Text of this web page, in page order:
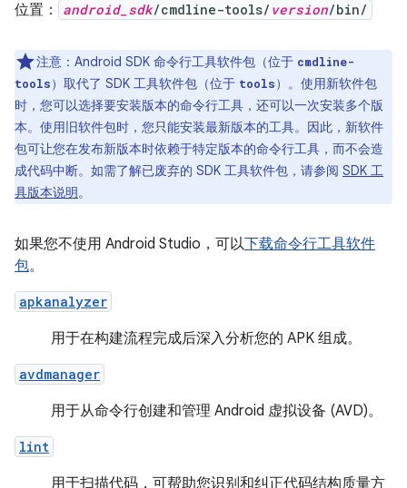
位置： android_sdk/cmdline-tools/ version/bin/
注意：Android SDK 命令行工具软件包（位于 cmdline-
tools）取代了 SDK 工具软件包（位于 tools）。使用新软件包
时，您可以选择要安装版本的命令行工具，还可以一次安装多个版
本。使用旧软件包时，您只能安装最新版本的工具。因此，新软件
包可让您在发布新版本时依赖于特定版本的命令行工具，而不会造
成代码中断。如需了解已废弃的 SDK 工具软件包，请参阅 SDK 工
具版本说明。
如果您不使用 Android Studio，可以下载命令行工具软件
包。
apkanalyzer
用于在构建流程完成后深入分析您的 APK 组成。
avdmanager
用于从命令行创建和管理 Android 虚拟设备 (AVD)。
lint
用于扫描代码，可帮助您识别和纠正代码结构质量方